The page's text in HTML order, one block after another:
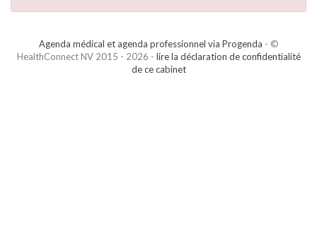
Agenda médical et agenda professionnel via Progenda - ©
HealthConnect NV 2015 - 2026 - lire la déclaration de confidentialité
de ce cabinet